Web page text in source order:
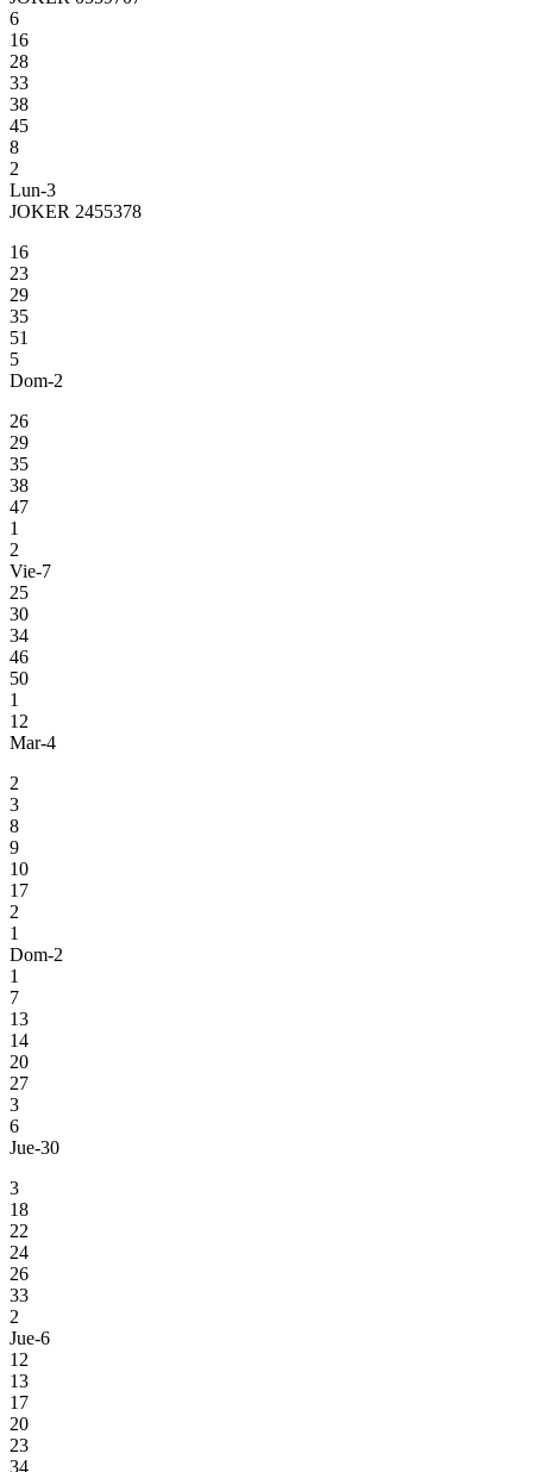
6
16
28
33
38
45
8
2
Lun-3
JOKER 2455378
16
23
29
35
51
5
Dom-2
26
29
35
38
47
1
2
Vie-7
25
30
34
46
50
1
12
Mar-4
2
3
8
9
10
17
2
1
Dom-2
1
7
13
14
20
27
3
6
Jue-30
3
18
22
24
26
33
2
Jue-6
12
13
17
20
23
34